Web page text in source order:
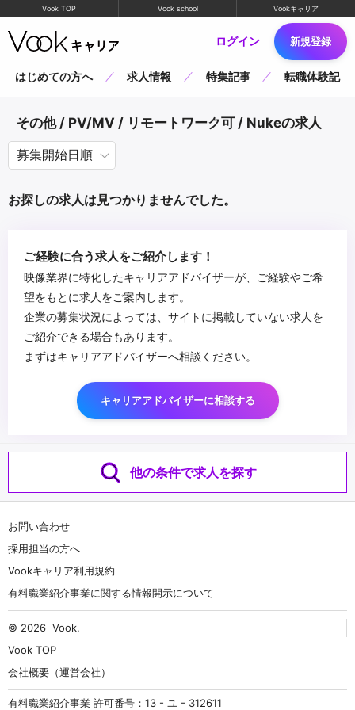
Vook TOP Vook school Vookキャリア
ログイン 新規登録
はじめての方へ 求人情報 特集記事 転職体験記
その他 / PV/MV / リモートワーク可 / Nukeの求人
お探しの求人は見つかりませんでした。
ご経験に合う求人をご紹介します！
映像業界に特化したキャリアアドバイザーが、ご経験やご希
望をもとに求人をご案内します。
企業の募集状況によっては、サイトに掲載していない求人を
ご紹介できる場合もあります。
まずはキャリアアドバイザーへ相談ください。
キャリアアドバイザーに相談する
他の条件で求人を探す
お問い合わせ
採用担当の方へ
Vookキャリア利用規約
有料職業紹介事業に関する情報開示について
© 2026 Vook.
Vook TOP
会社概要（運営会社）
有料職業紹介事業 許可番号：13 - ユ - 312611